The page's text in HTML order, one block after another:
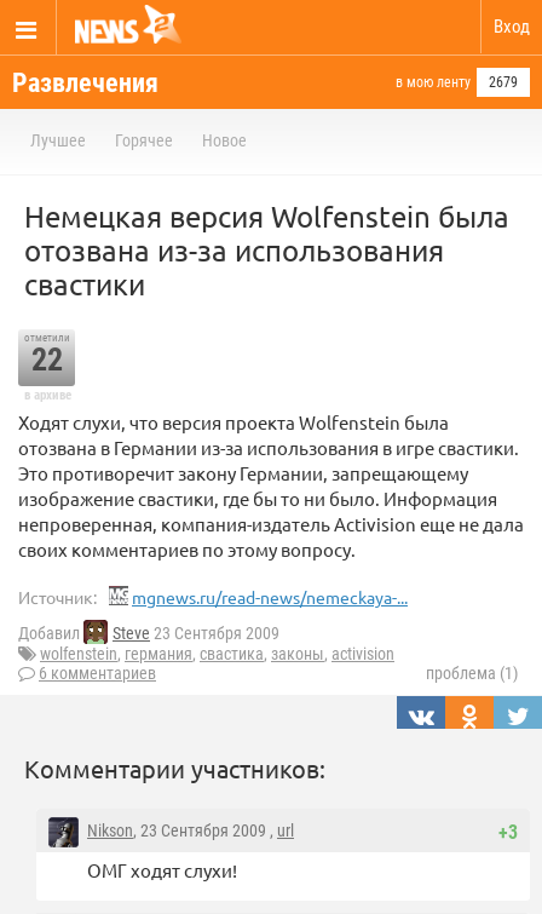
Вход
Развлечения в мою ленту 2679
Лучшее Горячее Новое
Немецкая версия Wolfenstein была
отозвана из-за использования
свастики
отметили
22
в архиве
Ходят слухи, что версия проекта Wolfenstein была
отозвана в Германии из-за использования в игре свастики.
Это противоречит закону Германии, запрещающему
изображение свастики, где бы то ни было. Информация
непроверенная, компания-издатель Activision еще не дала
своих комментариев по этому вопросу.
Источник: mgnews.ru/read-news/nemeckaya-...
Добавил Steve 23 Сентября 2009
wolfenstein, германия, свастика, законы, activision
6 комментариев
проблема (1)
Комментарии участников:
+3
Nikson, 23 Сентября 2009 , url
ОМГ ходят слухи!